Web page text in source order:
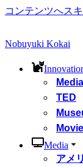
コンテンツへス
Nobuyuki Kokai
TED
Movie
Media
アメ